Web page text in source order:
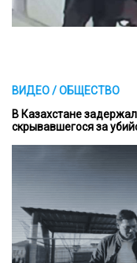
ВИДЕО / ОБЩЕСТВО
В Казахстане
скрывавшегося за